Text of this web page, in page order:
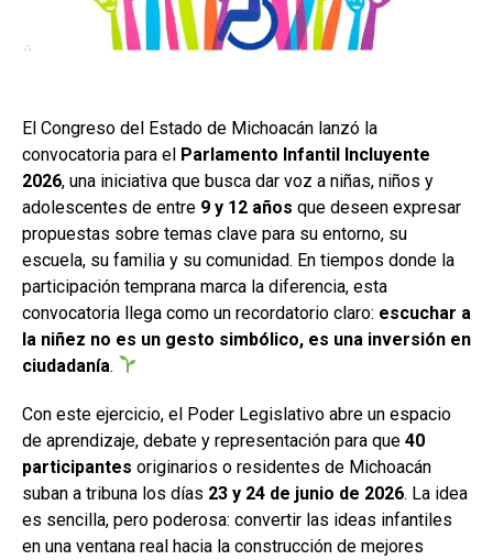
El Congreso del Estado de Michoacán lanzó la
convocatoria para el Parlamento Infantil Incluyente
2026, una iniciativa que busca dar voz a niñas, niños y
adolescentes de entre 9 y 12 años que deseen expresar
propuestas sobre temas clave para su entorno, su
escuela, su familia y su comunidad. En tiempos donde la
participación temprana marca la diferencia, esta
convocatoria llega como un recordatorio claro: escuchar a
la niñez no es un gesto simbólico, es una inversión en
ciudadanía.
Con este ejercicio, el Poder Legislativo abre un espacio
de aprendizaje, debate y representación para que 40
participantes originarios o residentes de Michoacán
suban a tribuna los días 23 y 24 de junio de 2026. La idea
es sencilla, pero poderosa: convertir las ideas infantiles
en una ventana real hacia la construcción de mejores